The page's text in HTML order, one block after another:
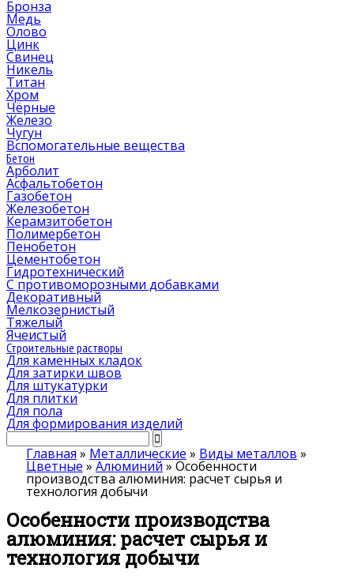
Бронза
Медь
Олово
Цинк
Свинец
Никель
Титан
Хром
Чёрные
Железо
Чугун
Вспомогательные вещества
Бетон
Арболит
Асфальтобетон
Газобетон
Железобетон
Керамзитобетон
Полимербетон
Пенобетон
Цементобетон
Гидротехнический
C противоморозными добавками
Декоративный
Мелкозернистый
Тяжелый
Ячеистый
Строительные растворы
Для каменных кладок
Для затирки швов
Для штукатурки
Для плитки
Для пола
Для формирования изделий
Главная » Металлические » Виды металлов »
Цветные » Алюминий » Особенности
производства алюминия: расчет сырья и
технология добычи
Особенности производства
алюминия: расчет сырья и
технология добычи